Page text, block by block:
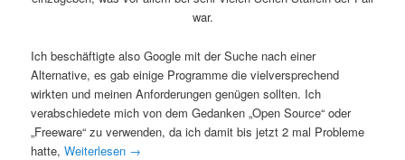
war.
Ich beschäftigte also Google mit der Suche nach einer
Alternative, es gab einige Programme die vielversprechend
wirkten und meinen Anforderungen genügen sollten. Ich
verabschiedete mich von dem Gedanken „Open Source“ oder
„Freeware“ zu verwenden, da ich damit bis jetzt 2 mal Probleme
hatte,Weiterlesen →